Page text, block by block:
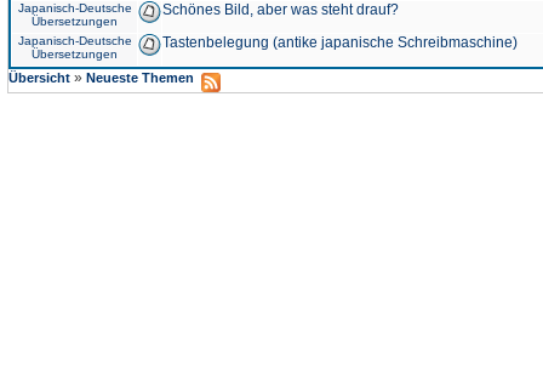
Japanisch-Deutsche
Übersetzungen
Schönes Bild, aber was steht drauf?
Japanisch-Deutsche
Übersetzungen
Tastenbelegung (antike japanische Schreibmaschine)
Übersicht » Neueste Themen